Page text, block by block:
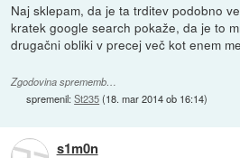
Naj sklepam, da je ta trditev podobno
kratek google search pokaže, da je to
drugačni obliki v precej več kot enem
Zgodovina sprememb…
spremenil:St235(18. mar 2014 ob 16:14)
s1m0n